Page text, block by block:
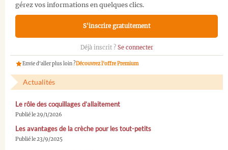
gérez vos informations en quelques clics.
S'inscrire gratuitement
Déjà inscrit ? Se connecter
Envie d'aller plus loin ?Découvrez l'offre Premium
Actualités
Le rôle des coquillages d’allaitement
Publié le 29/1/2026
Les avantages de la crèche pour les tout-petits
Publié le 23/9/2025